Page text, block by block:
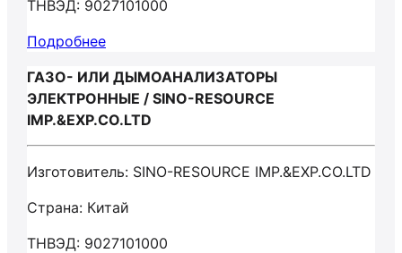
ТНВЭД: 9027101000
Подробнее
ГАЗО- ИЛИ ДЫМОАНАЛИЗАТОРЫ
ЭЛЕКТРОННЫЕ / SINO-RESOURCE
IMP.&EXP.CO.LTD
Изготовитель: SINO-RESOURCE IMP.&EXP.CO.LTD
Страна: Китай
ТНВЭД: 9027101000